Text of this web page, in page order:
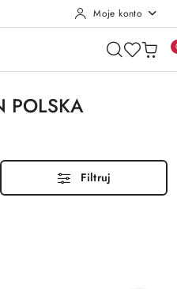
Moje konto
POLSKA
Filtruj